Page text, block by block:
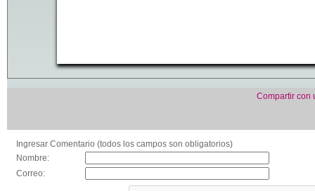
Compartir con
Ingresar Comentario (todos los campos son obligatorios)
Nombre:
Correo: